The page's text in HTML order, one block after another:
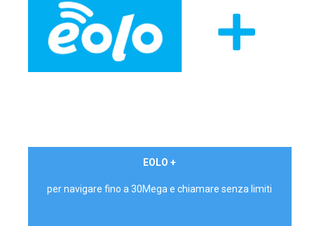
EOLO +
per navigare fino a 30Mega e chiamare senza limiti